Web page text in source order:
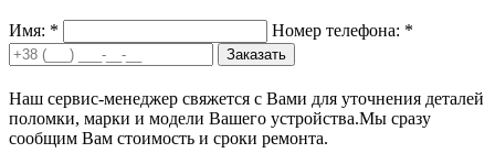
Имя: * Номер телефона: *
Заказать
Наш сервис-менеджер свяжется с Вами для уточнения деталей
поломки, марки и модели Вашего устройства.Мы сразу
сообщим Вам стоимость и сроки ремонта.